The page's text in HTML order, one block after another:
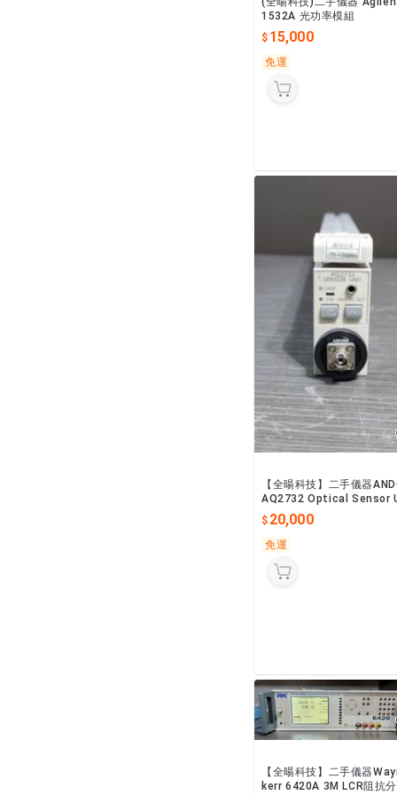
1532A 光功率模組
15,000
免運
【全暘科技】二手儀器
AQ2732 Optical Sensor
t 20,000
免運
【全暘科技】二手儀器
kerr 6420A 3M LCR阻抗